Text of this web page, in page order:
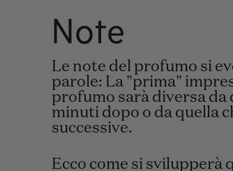
Note
Le note del profumo si
parole: La "prima"
profumo sarà diversa da
minuti dopo o da quella
successive.
Ecco come si svilupperà